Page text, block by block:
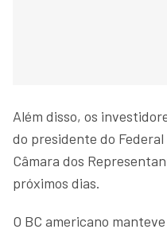
Além disso, os
do presidente do
Câmara dos
próximos dias.
O BC americano